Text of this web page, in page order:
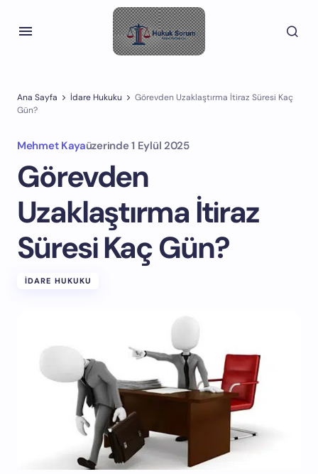
Ana Sayfa İdare Hukuku
Görevden Uzaklaştırma İtiraz Süresi Kaç
Gün?
Mehmet Kayaüzerinde 1 Eylül 2025
Görevden
Uzaklaştırma İtiraz
Süresi Kaç Gün?
İDARE HUKUKU